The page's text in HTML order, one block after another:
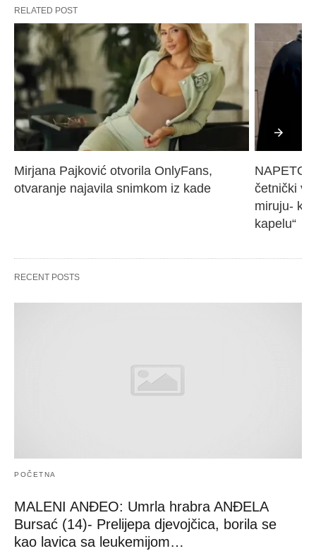
RELATED POST
Mirjana Pajković otvorila OnlyFans,
otvaranje najavila snimkom iz kade
NAPETO
četnički
miruju-
kapelu“
RECENT POSTS
POČETNA
MALENI ANĐEO: Umrla hrabra ANĐELA
Bursać (14)- Prelijepa djevojčica, borila se
kao lavica sa leukemijom…